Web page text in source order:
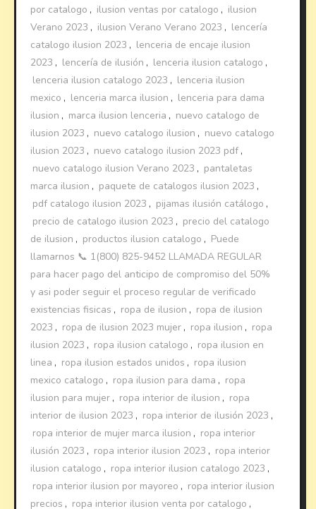
por catalogo , ilusion ventas por catalogo , ilusion
Verano 2023 , ilusion Verano Verano 2023 , lencería
catalogo ilusion 2023 , lenceria de encaje ilusion
2023 , lencería de ilusión , lenceria ilusion catalogo ,
lenceria ilusion catalogo 2023 , lenceria ilusion
mexico , lenceria marca ilusion , lenceria para dama
ilusion , marca ilusion lenceria , nuevo catalogo de
ilusion 2023 , nuevo catalogo ilusion , nuevo catalogo
ilusion 2023 , nuevo catalogo ilusion 2023 pdf ,
nuevo catalogo ilusion Verano 2023 , pantaletas
marca ilusion , paquete de catalogos ilusion 2023 ,
pdf catalogo ilusion 2023 , pijamas ilusión catálogo ,
precio de catalogo ilusion 2023 , precio del catalogo
de ilusion , productos ilusion catalogo , Puede
llamarnos 📞 1(800) 825-9452 LLAMADA REGULAR
para hacer pago del anticipo de compromiso del 50%
y asi poder seguir el proceso regular de verificado
existencias fisicas , ropa de ilusion , ropa de ilusion
2023 , ropa de ilusion 2023 mujer , ropa ilusion , ropa
ilusion 2023 , ropa ilusion catalogo , ropa ilusion en
linea , ropa ilusion estados unidos , ropa ilusion
mexico catalogo , ropa ilusion para dama , ropa
ilusion para mujer , ropa interior de ilusion , ropa
interior de ilusion 2023 , ropa interior de ilusión 2023 ,
ropa interior de mujer marca ilusion , ropa interior
ilusión 2023 , ropa interior ilusion 2023 , ropa interior
ilusion catalogo , ropa interior ilusion catalogo 2023 ,
ropa interior ilusion por mayoreo , ropa interior ilusion
precios , ropa interior ilusion venta por catalogo ,